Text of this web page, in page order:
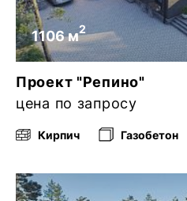
1106 м2
Проект "Репино"
цена по запросу
Кирпич Газобетон